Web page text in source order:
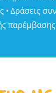
• ∆ράσεις
παρέµβασης